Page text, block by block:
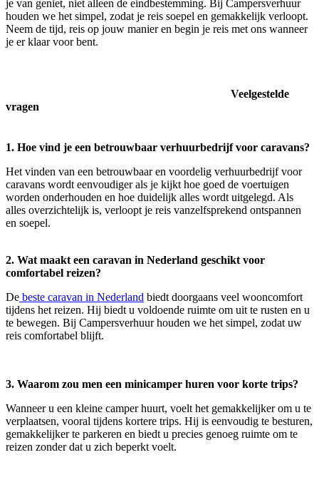
je van geniet, niet alleen de eindbestemming. Bij Campersverhuur
houden we het simpel, zodat je reis soepel en gemakkelijk verloopt.
Neem de tijd, reis op jouw manier en begin je reis met ons wanneer
je er klaar voor bent.
Veelgestelde
vragen
1. Hoe vind je een betrouwbaar verhuurbedrijf voor caravans?
Het vinden van een betrouwbaar en voordelig verhuurbedrijf voor
caravans wordt eenvoudiger als je kijkt hoe goed de voertuigen
worden onderhouden en hoe duidelijk alles wordt uitgelegd. Als
alles overzichtelijk is, verloopt je reis vanzelfsprekend ontspannen
en soepel.
2. Wat maakt een caravan in Nederland geschikt voor
comfortabel reizen?
De beste caravan in Nederland biedt doorgaans veel wooncomfort
tijdens het reizen. Hij biedt u voldoende ruimte om uit te rusten en u
te bewegen. Bij Campersverhuur houden we het simpel, zodat uw
reis comfortabel blijft.
3. Waarom zou men een minicamper huren voor korte trips?
Wanneer u een kleine camper huurt, voelt het gemakkelijker om u te
verplaatsen, vooral tijdens kortere trips. Hij is eenvoudig te besturen,
gemakkelijker te parkeren en biedt u precies genoeg ruimte om te
reizen zonder dat u zich beperkt voelt.